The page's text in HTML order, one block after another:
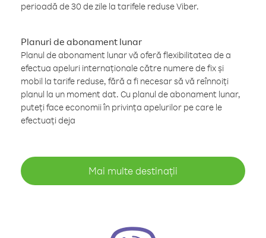
perioadă de 30 de zile la tarifele reduse Viber.
Planuri de abonament lunar
Planul de abonament lunar vă oferă flexibilitatea de a
efectua apeluri internaționale către numere de fix și
mobil la tarife reduse, fără a fi necesar să vă reînnoiți
planul la un moment dat. Cu planul de abonament lunar,
puteți face economii în privința apelurilor pe care le
efectuați deja
Mai multe destinații